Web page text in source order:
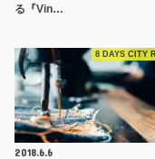
る『Vin…
8 DAYS CITY
2018.6.6